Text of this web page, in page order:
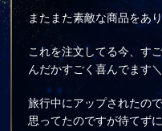
またまた素敵な商品をあ
これを注文してる今、す
んだかすごく喜んでます
旅行中にアップされたの
思ってたのですが待てず